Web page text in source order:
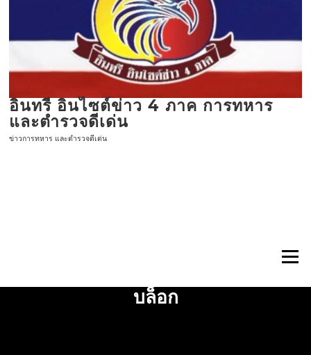
อินทรี อินไซต์ข่าว 4 ภาค การทหาร
และตำรวจดีเด่น
ข่าวการทหาร และตำรวจดีเด่น
เมนู
บล็อก